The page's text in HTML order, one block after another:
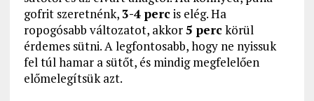
gofrit szeretnénk,3-4 percis elég. Ha
ropogósabb változatot, akkor5 perckörül
érdemes sütni. A legfontosabb, hogy ne nyissuk
fel túl hamar a sütőt, és mindig megfelelően
előmelegítsük azt.